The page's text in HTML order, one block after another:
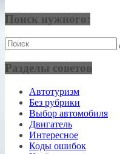
Поиск нужного:
Разделы советов
Автотуризм
Без рубрики
Выбор автомобиля
Двигатель
Интересное
Коды ошибок